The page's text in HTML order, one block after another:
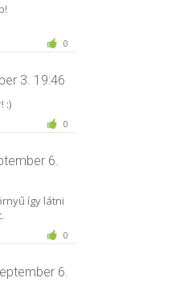
0
3. 19:46
:)
0
6.
így látni
0
6.